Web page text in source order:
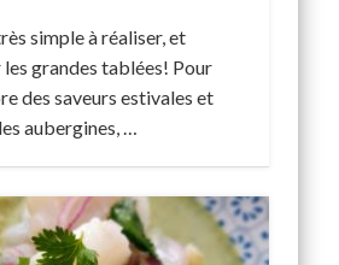
simple à réaliser, et
grandes tablées! Pour
des saveurs estivales et
aubergines, …